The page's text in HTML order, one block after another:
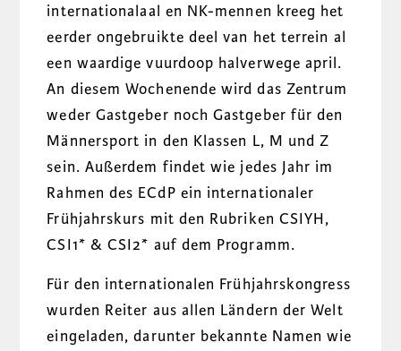
internationalaal en NK-mennen kreeg het
eerder ongebruikte deel van het terrein al
een waardige vuurdoop halverwege april.
An diesem Wochenende wird das Zentrum
weder Gastgeber noch Gastgeber für den
Männersport in den Klassen L, M und Z
sein. Außerdem findet wie jedes Jahr im
Rahmen des ECdP ein internationaler
Frühjahrskurs mit den Rubriken CSIYH,
CSI1* & CSI2* auf dem Programm.
Für den internationalen Frühjahrskongress
wurden Reiter aus allen Ländern der Welt
eingeladen, darunter bekannte Namen wie